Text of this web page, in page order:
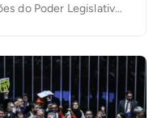
do Poder Legislativo
que mais se